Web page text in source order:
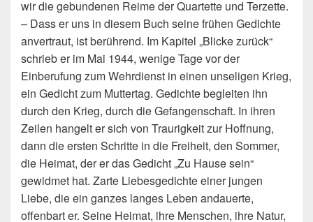
wir die gebundenen Reime der Quartette und Terzette.
– Dass er uns in diesem Buch seine frühen Gedichte
anvertraut, ist berührend. Im Kapitel „Blicke zurück“
schrieb er im Mai 1944, wenige Tage vor der
Einberufung zum Wehrdienst in einen unseligen Krieg,
ein Gedicht zum Muttertag. Gedichte begleiten ihn
durch den Krieg, durch die Gefangenschaft. In ihren
Zeilen hangelt er sich von Traurigkeit zur Hoffnung,
dann die ersten Schritte in die Freiheit, den Sommer,
die Heimat, der er das Gedicht „Zu Hause sein“
gewidmet hat. Zarte Liebesgedichte einer jungen
Liebe, die ein ganzes langes Leben andauerte,
offenbart er. Seine Heimat, ihre Menschen, ihre Natur,